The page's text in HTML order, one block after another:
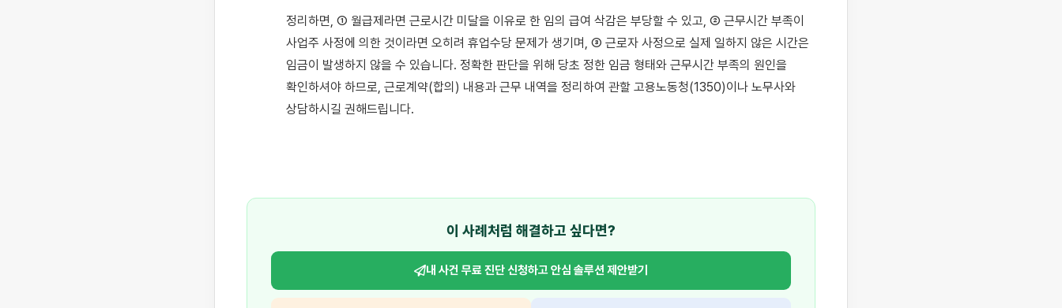
정리하면, ① 월급제라면 근로시간 미달을 이유로 한 임의 급여 삭감은 부당할 수 있고, ② 근무시간 부족이
사업주 사정에 의한 것이라면 오히려 휴업수당 문제가 생기며, ③ 근로자 사정으로 실제 일하지 않은 시간은
임금이 발생하지 않을 수 있습니다. 정확한 판단을 위해 당초 정한 임금 형태와 근무시간 부족의 원인을
확인하셔야 하므로, 근로계약(합의) 내용과 근무 내역을 정리하여 관할 고용노동청(1350)이나 노무사와
상담하시길 권해드립니다.
이 사례처럼 해결하고 싶다면?
내 사건 무료 진단 신청하고안심 솔루션 제안받기